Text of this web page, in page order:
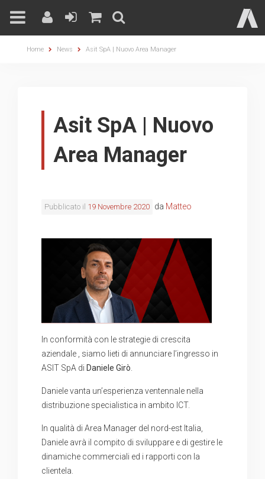
Home News Asit SpA | Nuovo Area Manager
Asit SpA | Nuovo
Area Manager
Pubblicato il 19 Novembre 2020 da Matteo
In conformità con le strategie di crescita
aziendale , siamo lieti di annunciare l’ingresso in
ASIT SpA di Daniele Girò
Daniele vanta un’esperienza ventennale nella
distribuzione specialistica in ambito ICT.
In qualità di Area Manager del nord-est Italia,
Daniele avrà il compito di sviluppare e di gestire le
dinamiche commerciali ed i rapporti con la
clientela.